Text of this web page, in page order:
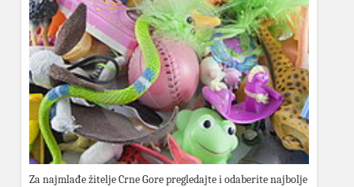
Za najmlađe žitelje Crne Gore pregledajte i odaberite najbolje